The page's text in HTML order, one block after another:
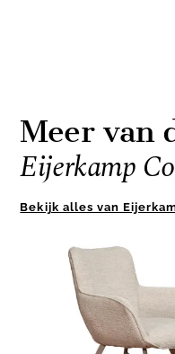
Meer van
Eijerkamp
Bekijk alles van